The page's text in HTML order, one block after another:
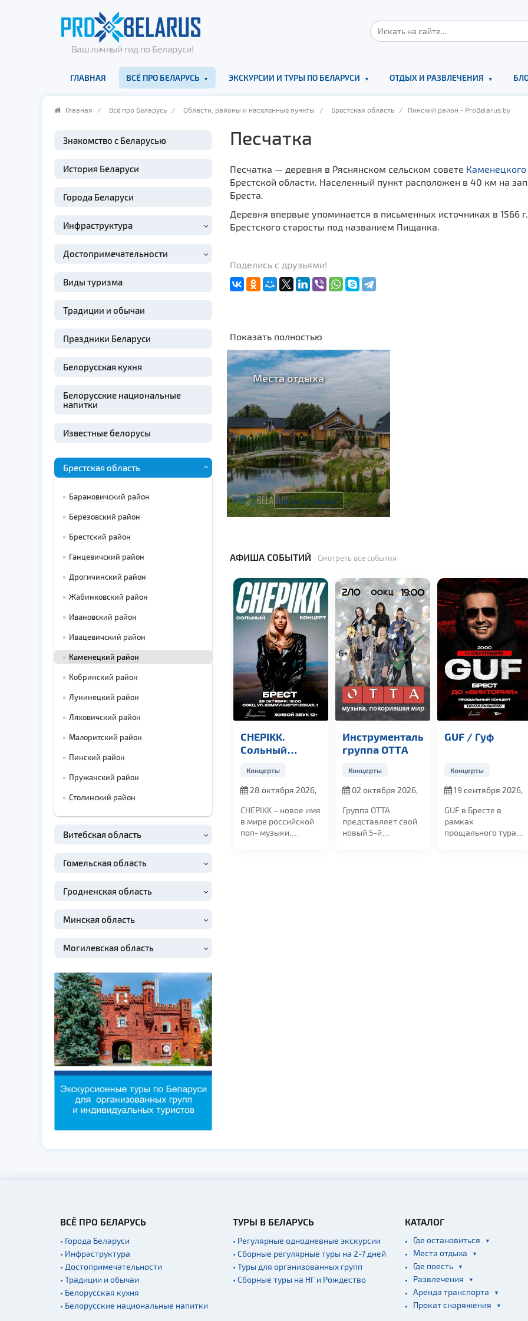
Ваш личный гид по Беларуси!
ГЛАВНАЯ ВСЁ ПРО БЕЛАРУСЬ ЭКСКУРСИИ И ТУРЫ ПО БЕЛАРУСИ ОТДЫХ И РАЗВЛЕЧЕНИЯ
Главная / Всё про Беларусь / Области, районы и населенные пункты / Брестская область / Пинский район - ProBelarus.by
Знакомство с Беларусью
История Беларуси
Города Беларуси
Инфраструктура
Достопримечательности
Виды туризма
Традиции и обычаи
Праздники Беларуси
Белорусская кухня
Белорусские национальные
напитки
Известные белорусы
Брестская область
Барановичский район
Берёзовский район
Брестский район
Ганцевичский район
Дрогичинский район
Жабинковский район
Ивановский район
Ивацевичский район
Каменецкий район
Кобринский район
Лунинецкий район
Ляховичский район
Малоритский район
Пинский район
Пружанский район
Столинский район
Витебская область
Гомельская область
Гродненская область
Минская область
Могилевская область
Песчатка
Песчатка — деревня в Ряснянском сельском совете Каменецкого
Брестской области. Населенный пункт расположен в 40 км на
Бреста.
Деревня впервые упоминается в письменных источниках в 1566
Брестского старосты под названием Пищанка.
Поделись с друзьями!
Показать полностью
Места отдыха
Базы отдыха 1
АФИША СОБЫТИЙ Смотреть все события
CHEPIKK.
Сольный
Концерты
28 октября 2026,
CHEPIKK – новое имя
в мире российской
поп- музыки.
Инструментальная
группа OTTА
Концерты
02 октября 2026,
Группа ОТТА
представляет свой
новый 5-й
GUF / Гуф
Концерты
19 сентября 2026,
GUF в Бресте в
рамках
прощального тура!
ВСЁ ПРО БЕЛАРУСЬ
• Города Беларуси
• Инфраструктура
• Достопримечательности
• Традиции и обычаи
• Белорусская кухня
• Белорусские национальные напитки
ТУРЫ В БЕЛАРУСЬ
• Регулярные однодневные экскурсии
• Сборные регулярные туры на 2-7 дней
• Туры для организованных групп
• Сборные туры на НГ и Рождество
КАТАЛОГ
Где остановиться
Места отдыха
Где поесть
Развлечения
Аренда транспорта
Прокат снаряжения